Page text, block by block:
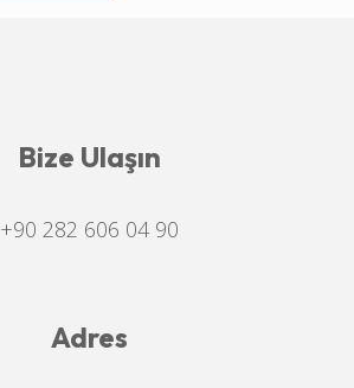
Bize Ulaşın
+90 282 606 04 90
Adres